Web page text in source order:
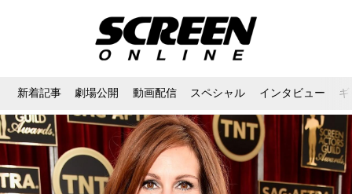
新着記事 劇場公開 動画配信 スペシャル インタビュー